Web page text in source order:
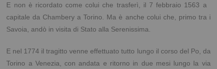
E non è ricordato come colui che trasferì, il 7 febbraio 1563 a
capitale da Chambery a Torino. Ma è anche colui che, primo tra i
Savoia, andò in visita di Stato alla Serenissima.
E nel 1774 il tragitto venne effettuato tutto lungo il corso del Po, da
Torino a Venezia, con andata e ritorno in due mesi lungo la via